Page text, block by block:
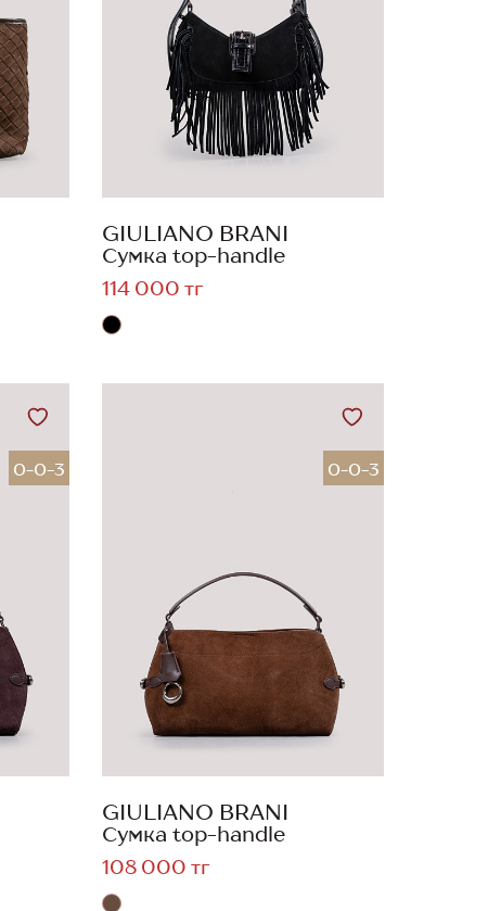
GIULIANO BRANI
Сумка top-handle
114 000 тг
0-0-3 0-0-3
GIULIANO BRANI
Сумка top-handle
108 000 тг